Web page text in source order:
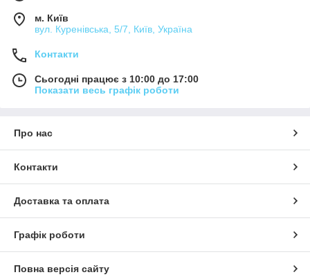
м. Київ
вул. Куренівська, 5/7, Київ, Україна
Контакти
Сьогодні працює з 10:00 до 17:00
Показати весь графік роботи
Про нас
Контакти
Доставка та оплата
Графік роботи
Повна версія сайту